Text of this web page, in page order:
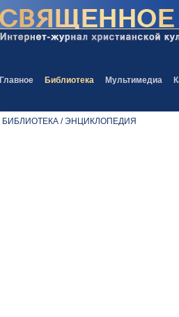
Главное Библиотека Мультимедиа
БИБЛИОТЕКА / ЭНЦИКЛОПЕДИЯ